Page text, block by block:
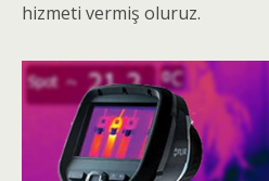
hizmeti vermiş oluruz.